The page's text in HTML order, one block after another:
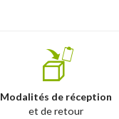
Modalités de réception
et de retour